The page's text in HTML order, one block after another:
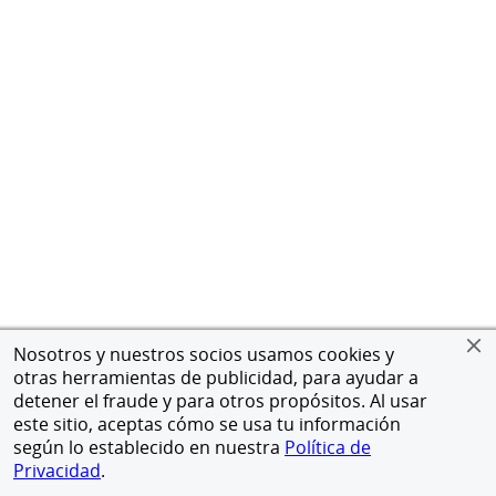
Nosotros y nuestros socios usamos cookies y
otras herramientas de publicidad, para ayudar a
detener el fraude y para otros propósitos. Al usar
este sitio, aceptas cómo se usa tu información
según lo establecido en nuestra Política de
Privacidad.